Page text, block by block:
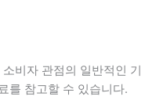
비자 관점의 일반적인 기
를 참고할 수 있습니다.